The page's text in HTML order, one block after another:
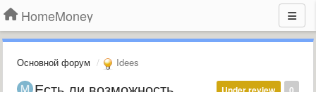
HomeMoney
Основной форум Idees